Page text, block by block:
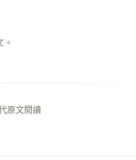
原文閱讀